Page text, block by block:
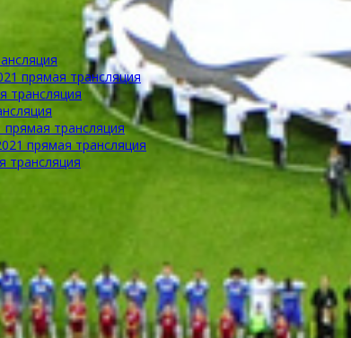
прямая трансляция
трансляция
трансляция
прямая трансляция
трансляция